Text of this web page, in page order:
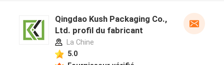
Qingdao Kush Packaging Co.,
Ltd. profil du fabricant
La Chine
5.0